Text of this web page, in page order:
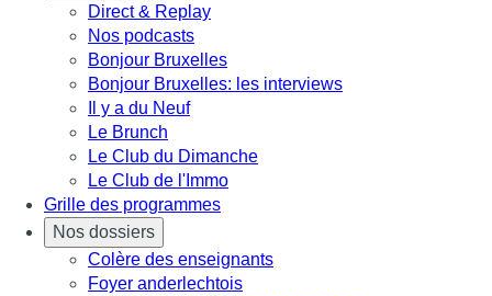
Direct & Replay
Nos podcasts
Bonjour Bruxelles
Bonjour Bruxelles: les interviews
Il y a du Neuf
Le Brunch
Le Club du Dimanche
Le Club de l'Immo
Grille des programmes
Nos dossiers
Colère des enseignants
Foyer anderlechtois